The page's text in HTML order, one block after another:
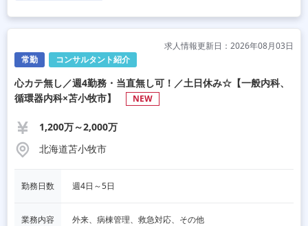
常勤 コンサルタント紹介
求人情報更新日：2026年08月03日
心カテ無し／週4勤務・当直無し可！／土日休み☆【一般内科、
循環器内科×苫小牧市】
NEW
1,200万～2,000万
北海道苫小牧市
勤務日数 週4日～5日
業務内容 外来、病棟管理、救急対応、その他